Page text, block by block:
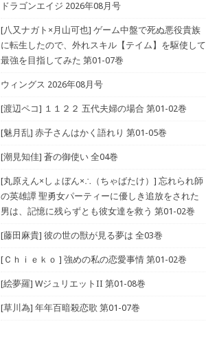
ドラゴンエイジ 2026年08月号
[八又ナガト×月山可也] ゲーム中盤で死ぬ悪役貴族
に転生したので、外れスキル【テイム】を駆使して
最強を目指してみた 第01-07巻
ウィングス 2026年08月号
[渡辺ペコ] １１２２ 五代夫婦の場合 第01-02巻
[魅月乱] 赤子さんはかく語れり 第01-05巻
[潮見知佳] 蒼の御使い 全04巻
[丸原えん×しょぼん×∴（ちゃばたけ）] 忘れられ師
の英雄譚 聖勇女パーティーに優しき追放をされた
男は、記憶に残らずとも彼女達を救う 第01-02巻
[藤田麻貴] 彼の世の獣が見る夢は 全03巻
[Ｃｈｉｅｋｏ ] 強めの私の恋愛事情 第01-02巻
[絵夢羅] WジュリエットII 第01-08巻
[草川為] 年年百暗殺恋歌 第01-07巻